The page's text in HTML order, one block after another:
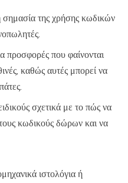
σημασία της χρήσης κωδικών
προσφορές που φαίνονται
καθώς αυτές μπορεί να
σχετικά με το πώς να
κωδικούς δώρων και να
ιστολόγια ή